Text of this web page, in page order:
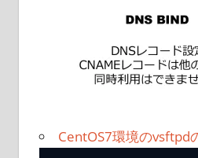
CentOS7環境のvsftpd